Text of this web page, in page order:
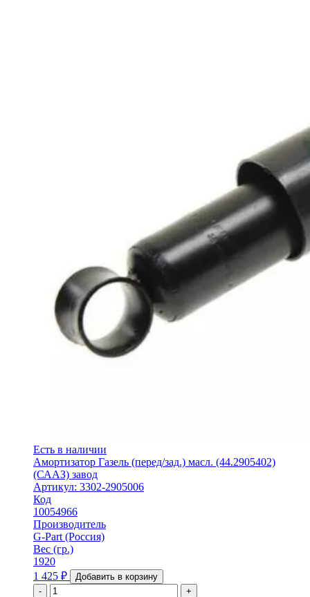
Есть в наличии
Амортизатор Газель (перед/зад.) масл. (44.2905402)
(СААЗ) завод
Артикул: 3302-2905006
Код
10054966
Производитель
G-Part (Россия)
Вес (гр.)
1920
1 425 ₽
Добавить в корзину
-
+